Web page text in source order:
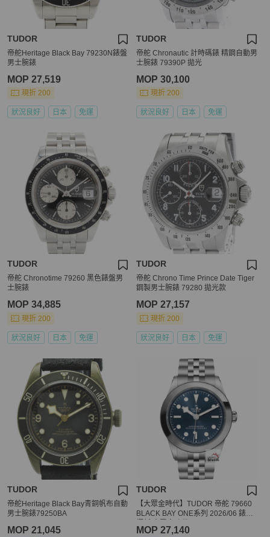
TUDOR
帝舵Heritage Black Bay 79230N錶盤
男士腕錶
MOP 27,519
現折 200
狀況良好 日本 免運
TUDOR
帝舵 Chronautic 計時碼錶 精鋼自動男
士腕錶 79390P 拋光
MOP 30,100
現折 200
狀況良好 日本 免運
TUDOR
帝舵 Chronotime 79260 黑色錶盤男
士腕錶
MOP 34,885
現折 200
狀況良好 日本 免運
TUDOR
帝舵 Chrono Time Prince Date Tiger
鋼製男士腕錶 79280 拋光款
MOP 27,157
現折 200
狀況良好 日本 免運
TUDOR
帝舵Heritage Black Bay青銅帆布自動
男士腕錶79250BA
MOP 21,045
TUDOR
【大眾金時代】TUDOR 帝舵 79660
BLACK BAY ONE系列 2026/06 錶況
MOP 27,140